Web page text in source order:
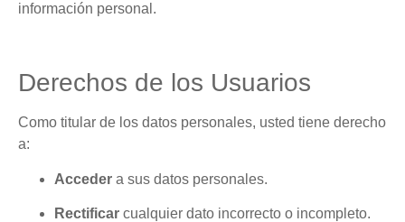
información personal.
Derechos de los Usuarios
Como titular de los datos personales, usted tiene derecho
a:
Acceder a sus datos personales.
Rectificar cualquier dato incorrecto o incompleto.